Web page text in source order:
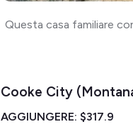
Questa casa familiare
Cooke City
AGGIUNGERE: $317.9